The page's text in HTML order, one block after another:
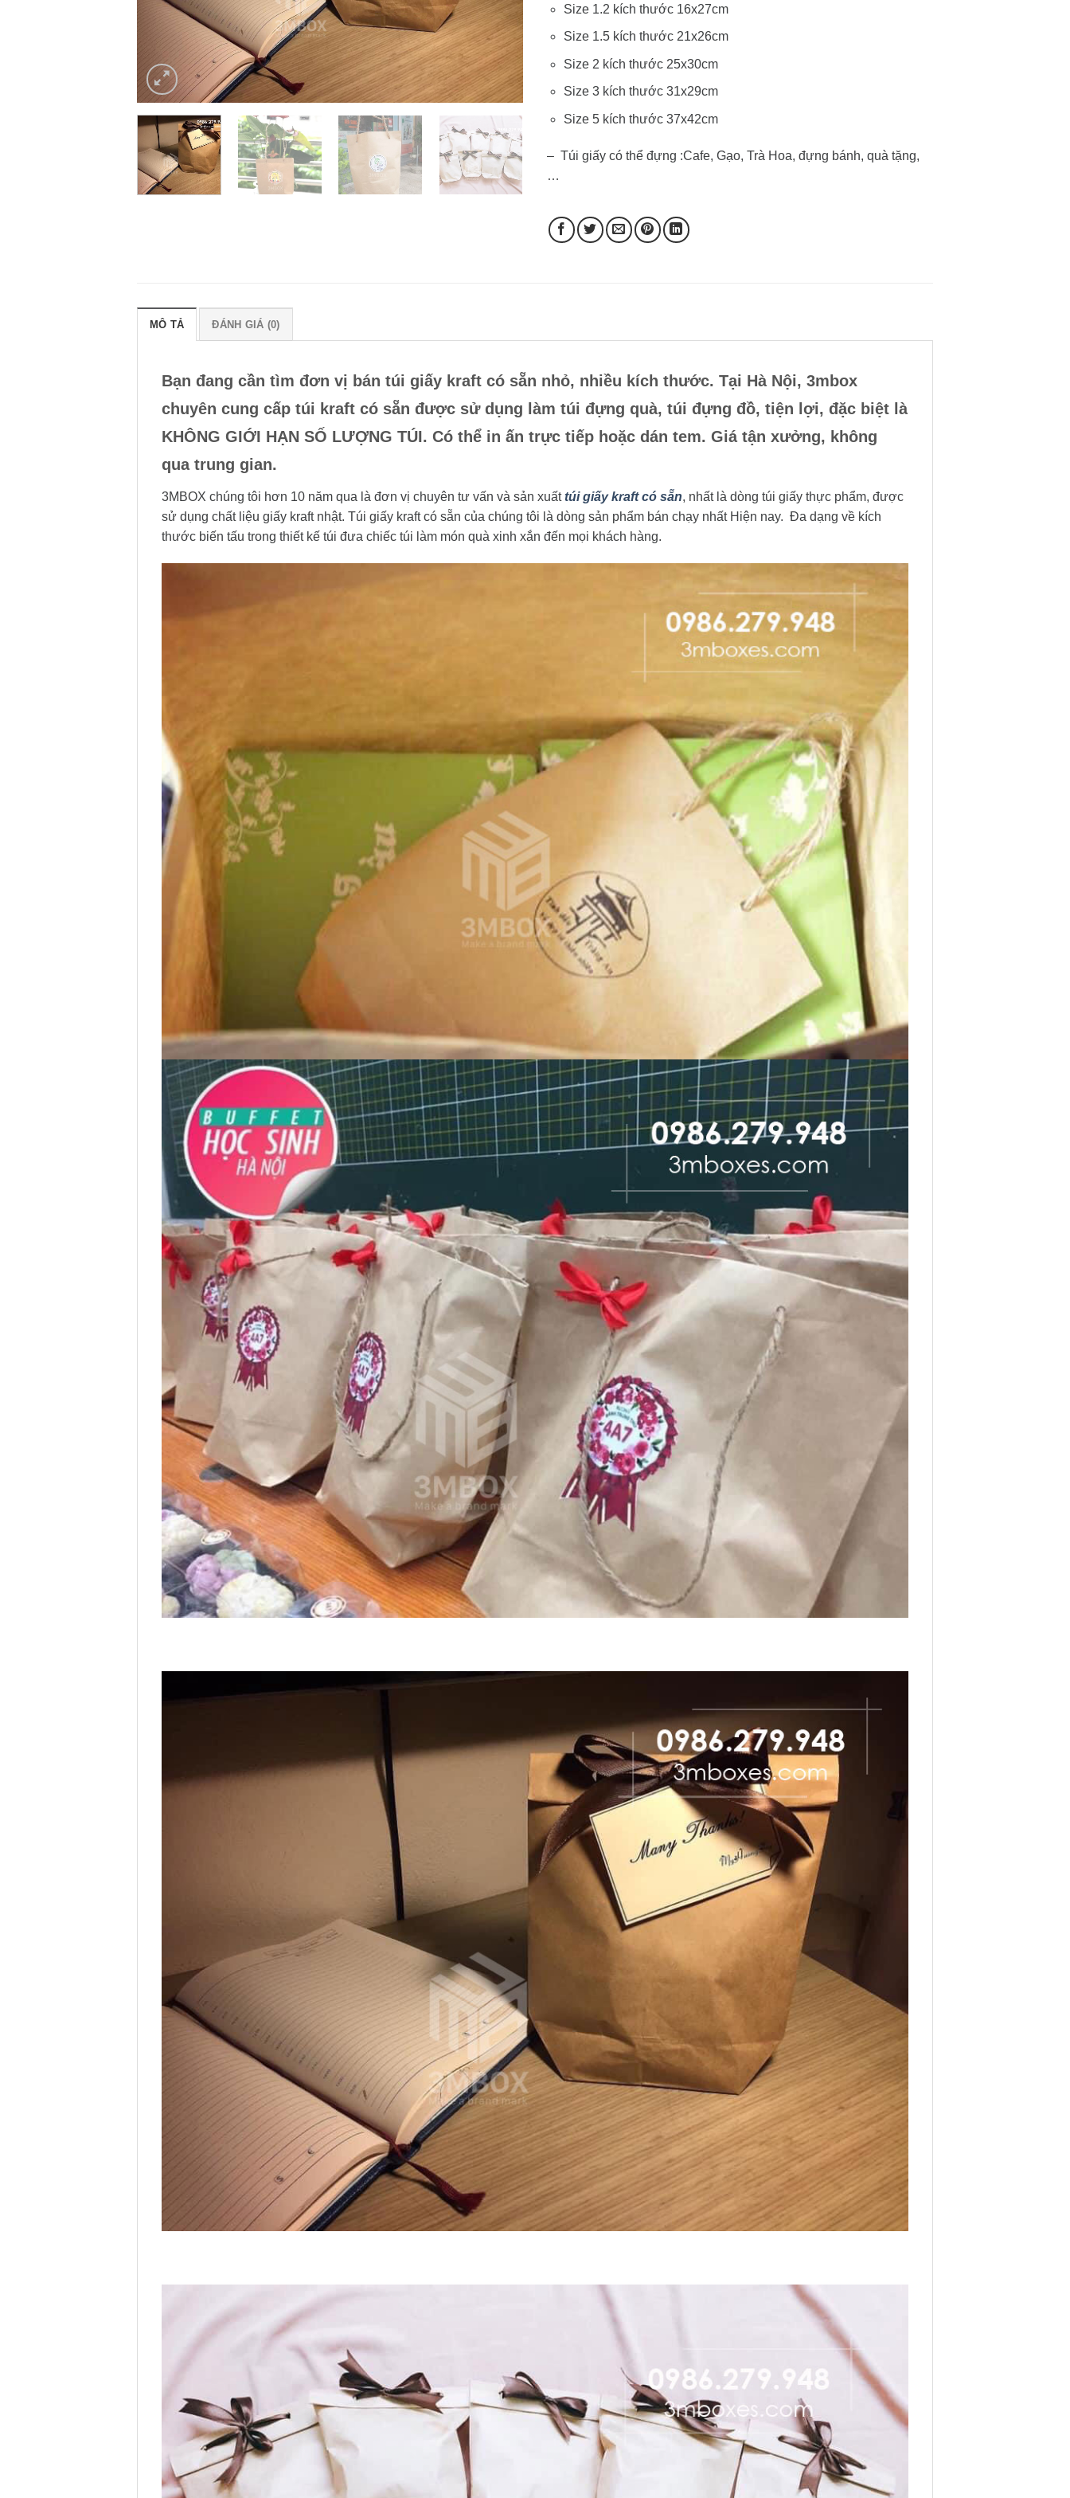
Size 1.2 kích thước 16x27cm
Size 1.5 kích thước 21x26cm
Size 2 kích thước 25x30cm
Size 3 kích thước 31x29cm
Size 5 kích thước 37x42cm
– Túi giấy có thể đựng :Cafe, Gạo, Trà Hoa, đựng bánh, quà tặng,
…
MÔ TẢ ĐÁNH GIÁ (0)
Bạn đang cần tìm đơn vị bán túi giấy kraft có sẵn nhỏ, nhiều kích thước. Tại Hà Nội, 3mbox
chuyên cung cấp túi kraft có sẵn được sử dụng làm túi đựng quà, túi đựng đồ, tiện lợi, đặc biệt là
KHÔNG GIỚI HẠN SỐ LƯỢNG TÚI. Có thể in ấn trực tiếp hoặc dán tem. Giá tận xưởng, không
qua trung gian.
3MBOX chúng tôi hơn 10 năm qua là đơn vị chuyên tư vấn và sản xuấttúi giấy kraft có sẵn, nhất là dòng túi giấy thực phẩm, được
sử dụng chất liệu giấy kraft nhật. Túi giấy kraft có sẵn của chúng tôi là dòng sản phẩm bán chạy nhất Hiện nay. Đa dạng về kích
thước biến tấu trong thiết kế túi đưa chiếc túi làm món quà xinh xắn đến mọi khách hàng.